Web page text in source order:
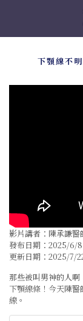
下顎線不
影片講者： 陳承謙醫
發布日期：2025/6/8
更新日期：2025/7/
那些被叫男神的人
下顎線條！今天陳
線。